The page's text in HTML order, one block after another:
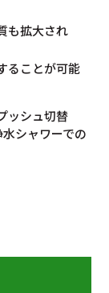
も拡大され
ることが可能
ッシュ切替
シャワーでの